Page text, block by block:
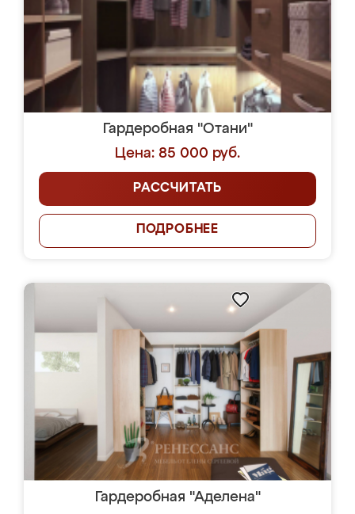
Гардеробная "Отани"
Цена: 85 000 руб.
РАССЧИТАТЬ
ПОДРОБНЕЕ
Гардеробная "Аделена"